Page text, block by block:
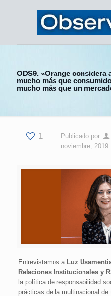
ODS9. «Orange considera
mucho más que
mucho más que un
1 Publicado por
noviembre, 2019
Entrevistamos a Luz
Relaciones Institucionales y
la política de responsabilidad
prácticas de la multinacional